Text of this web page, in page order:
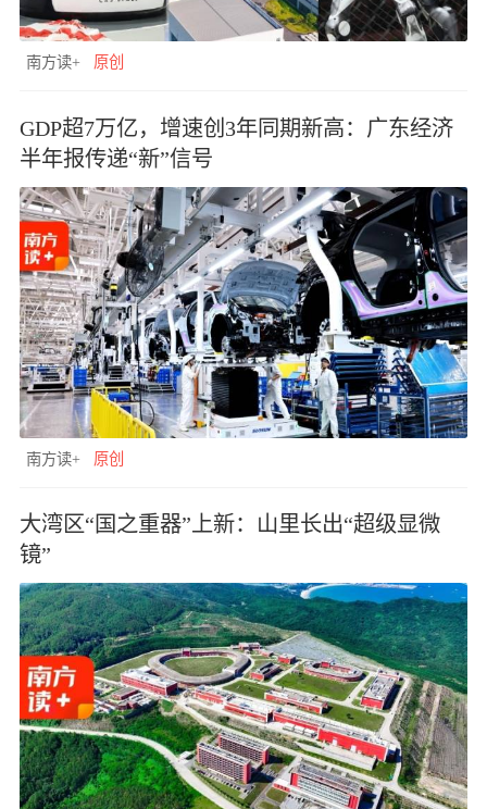
南方读+ 原创
GDP超7万亿，增速创3年同期新高：广东经济
半年报传递“新”信号
南方读+ 原创
大湾区“国之重器”上新：山里长出“超级显微
镜”